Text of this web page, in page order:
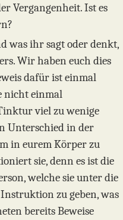
Vergangenheit. Ist es
was ihr sagt oder denkt,
Wir haben euch dies
dafür ist einmal
nicht einmal
viel zu wenige
Unterschied in der
in eurem Körper zu
sie, denn es ist die
welche sie unter die
zu geben, was
bereits Beweise